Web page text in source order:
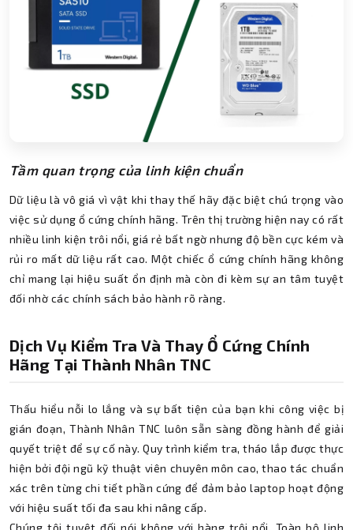
Tầm quan trọng của linh kiện chuẩn
Dữ liệu là vô giá vì vật khi thay thế hãy đặc biệt chú trọng vào
việc sử dụng ổ cứng chính hãng. Trên thị trường hiện nay có rất
nhiều linh kiện trôi nổi, giá rẻ bất ngờ nhưng độ bền cực kém và
rủi ro mất dữ liệu rất cao. Một chiếc ổ cứng chính hãng không
chỉ mang lại hiệu suất ổn định mà còn đi kèm sự an tâm tuyệt
đối nhờ các chính sách bảo hành rõ ràng.
Dịch Vụ Kiểm Tra Và Thay Ổ Cứng Chính
Hãng Tại Thành Nhân TNC
Thấu hiểu nỗi lo lắng và sự bất tiện của bạn khi công việc bị
gián đoạn, Thành Nhân TNC luôn sẵn sàng đồng hành để giải
quyết triệt để sự cố này. Quy trình kiểm tra, tháo lắp được thực
hiện bởi đội ngũ kỹ thuật viên chuyên môn cao, thao tác chuẩn
xác trên từng chi tiết phần cứng để đảm bảo laptop hoạt động
với hiệu suất tối đa sau khi nâng cấp.
Chúng tôi tuyệt đối nói không với hàng trôi nổi. Toàn bộ linh